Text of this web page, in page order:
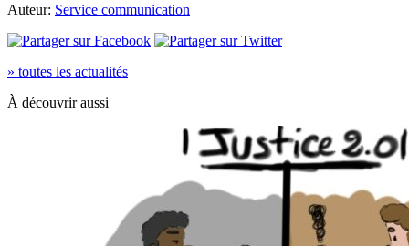
Auteur: Service communication
» toutes les actualités
À découvrir aussi